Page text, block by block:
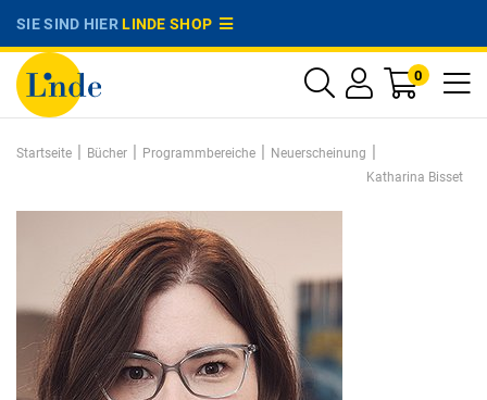
SIE SIND HIERLINDE SHOP
0
Startseite | Bücher | Programmbereiche | Neuerscheinung |
Katharina Bisset